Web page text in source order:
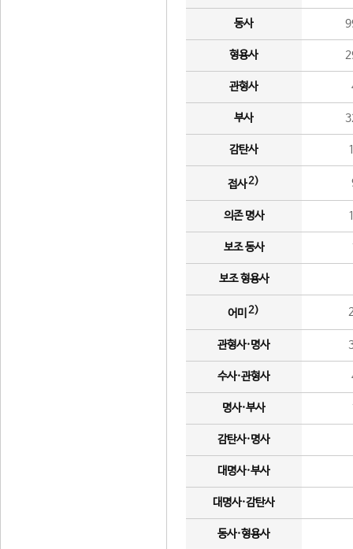
동사
형용사
관형사
부사
감탄사
접사2)
의존 명사
보조 동사
보조 형용사
어미 2)
관형사·명사
수사·관형사
명사·부사
감탄사·명사
대명사·부사
대명사·감탄사
동사·형용사